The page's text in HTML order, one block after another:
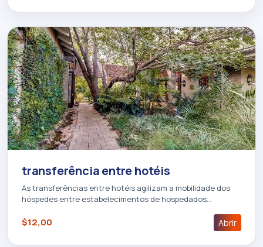
transferência entre hotéis
As transferências entre hotéis agilizam a mobilidade dos
hóspedes entre estabelecimentos de hospedados…
$12,00 Abrir